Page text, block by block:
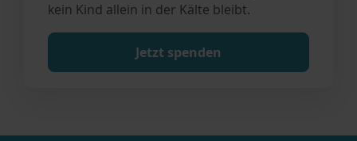
kein Kind allein in der Kälte bleibt.
Jetzt spenden